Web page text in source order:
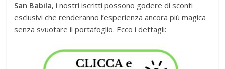
San Babila, i nostri iscritti possono godere di sconti
esclusivi che renderanno l’esperienza ancora più magica
senza svuotare il portafoglio. Ecco i dettagli: